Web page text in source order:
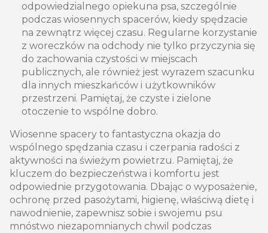
odpowiedzialnego opiekuna psa, szczególnie
podczas wiosennych spacerów, kiedy spędzacie
na zewnątrz więcej czasu. Regularne korzystanie
z woreczków na odchody nie tylko przyczynia się
do zachowania czystości w miejscach
publicznych, ale również jest wyrazem szacunku
dla innych mieszkańców i użytkowników
przestrzeni. Pamiętaj, że czyste i zielone
otoczenie to wspólne dobro.
Wiosenne spacery to fantastyczna okazja do
wspólnego spędzania czasu i czerpania radości z
aktywności na świeżym powietrzu. Pamiętaj, że
kluczem do bezpieczeństwa i komfortu jest
odpowiednie przygotowania. Dbając o wyposażenie,
ochronę przed pasożytami, higienę, właściwą dietę i
nawodnienie, zapewnisz sobie i swojemu psu
mnóstwo niezapomnianych chwil podczas